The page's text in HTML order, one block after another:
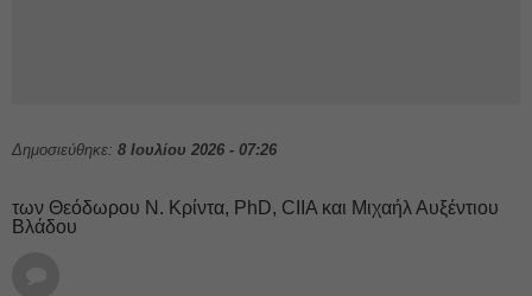
Δημοσιεύθηκε: 8 Ιουλίου 2026 - 07:26
των Θεόδωρου Ν. Κρίντα, PhD, CIIA και Μιχαήλ Αυξέντιου
Βλάδου